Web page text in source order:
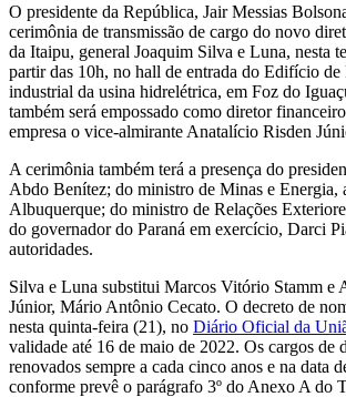
O presidente da República, Jair Messias
cerimônia de transmissão de cargo do novo
da Itaipu, general Joaquim Silva e Luna, nesta
partir das 10h, no hall de entrada do Edifício de
industrial da usina hidrelétrica, em Foz do
também será empossado como diretor
empresa o vice-almirante Anatalício Risden
A cerimônia também terá a presença do
Abdo Benítez; do ministro de Minas e Energia,
Albuquerque; do ministro de Relações
do governador do Paraná em exercício, Darci
autoridades.
Silva e Luna substitui Marcos Vitório Stamm e
Júnior, Mário Antônio Cecato. O decreto de
nesta quinta-feira (21), no Diário Oficial da
validade até 16 de maio de 2022. Os cargos de
renovados sempre a cada cinco anos e na data
conforme prevê o parágrafo 3º do Anexo A do